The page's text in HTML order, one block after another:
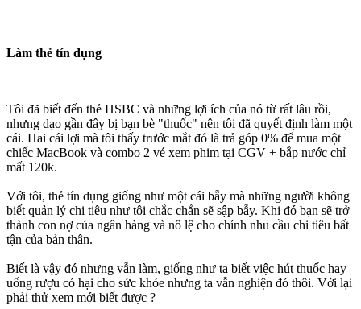
Làm thẻ tín dụng
Tôi đã biết đến thẻ HSBC và những lợi ích của nó từ rất lâu rồi,
nhưng dạo gần đây bị bạn bè "thuốc" nên tôi đã quyết định làm một
cái. Hai cái lợi mà tôi thấy trước mắt đó là trả góp 0% để mua một
chiếc MacBook và combo 2 vé xem phim tại CGV + bắp nước chỉ
mất 120k.
Với tôi, thẻ tín dụng giống như một cái bẫy mà những người không
biết quản lý chi tiêu như tôi chắc chắn sẽ sập bẫy. Khi đó bạn sẽ trở
thành con nợ của ngân hàng và nô lệ cho chính nhu cầu chi tiêu bất
tận của bản thân.
Biết là vậy đó nhưng vẫn làm, giống như ta biết việc hút thuốc hay
uống rượu có hại cho sức khỏe nhưng ta vẫn nghiện đó thôi. Với lại
phải thử xem mới biết được ?